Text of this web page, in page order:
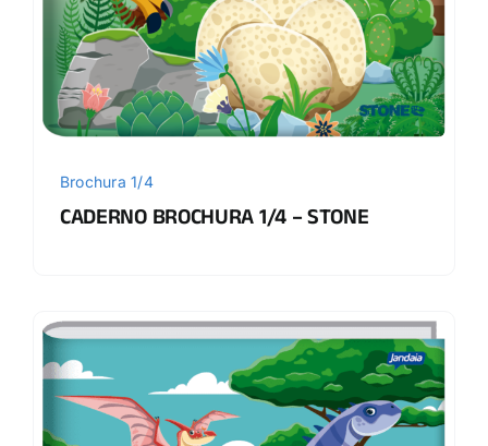
Brochura 1/4
CADERNO BROCHURA 1/4 – STONE